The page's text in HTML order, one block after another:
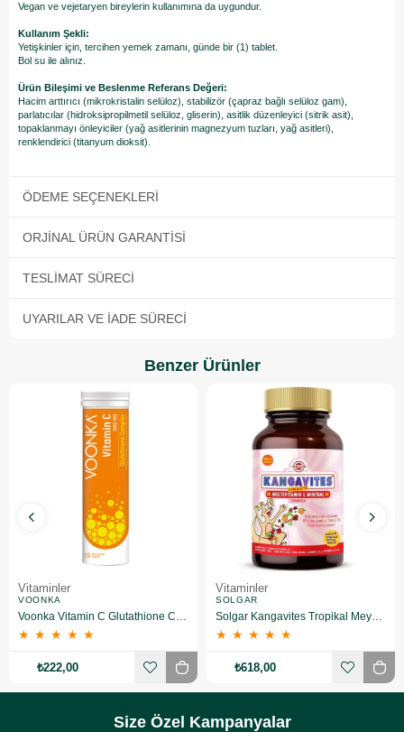
Vegan ve vejetaryen bireylerin kullanımına da uygundur.
Kullanım Şekli:
Yetişkinler için, tercihen yemek zamanı, günde bir (1) tablet.
Bol su ile alınız.
Ürün Bileşimi ve Beslenme Referans Değeri:
Hacim arttırıcı (mikrokristalin selüloz), stabilizör (çapraz bağlı selüloz gam),
parlatıcılar (hidroksipropilmetil selüloz, gliserin), asitlik düzenleyici (sitrik asit),
topaklanmayı önleyiciler (yağ asitlerinin magnezyum tuzları, yağ asitleri),
renklendirici (titanyum dioksit).
ÖDEME SEÇENEKLERI
ORJINAL ÜRÜN GARANTISI
TESLIMAT SÜRECI
UYARILAR VE İADE SÜRECI
Benzer Ürünler
Vitaminler
VOONKA
Voonka Vitamin C Glutathione Complex Efervesan 15 Tablet
★ ★ ★ ★ ★
₺222,00
Vitaminler
SOLGAR
Solgar Kangavites Tropikal Meyve Aromalı 60 Tablet
★ ★ ★ ★ ★
₺618,00
Size Özel Kampanyalar